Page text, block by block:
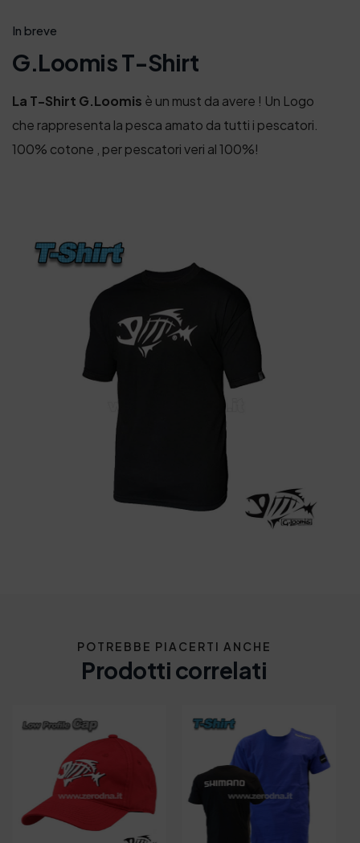
In breve
G.Loomis T-Shirt
La T-Shirt G.Loomis è un must da avere ! Un Logo
che rappresenta la pesca amato da tutti i pescatori.
100% cotone , per pescatori veri al 100%!
POTREBBE PIACERTI ANCHE
Prodotti correlati